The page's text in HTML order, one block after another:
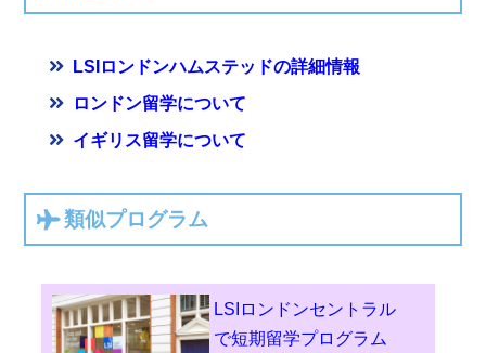
LSIロンドンハムステッドの詳細情報
ロンドン留学について
イギリス留学について
類似プログラム
LSIロンドンセントラル
で短期留学プログラム